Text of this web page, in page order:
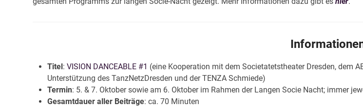
Titel :VISION DANCEABLE #1 (eine Kooperation mit dem Societatetstheater Dresden, dem
Unterstützung des TanzNetzDresden und der TENZA Schmiede)
Termin: 5. & 7. Oktober sowie am 6. Oktober im Rahmen der Langen Socie Nacht; immer
Gesamtdauer aller Beiträge: ca. 70 Minuten